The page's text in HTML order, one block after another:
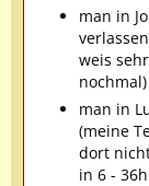
man in
weis
nochmal)
man in
(meine
dort
in 6 -